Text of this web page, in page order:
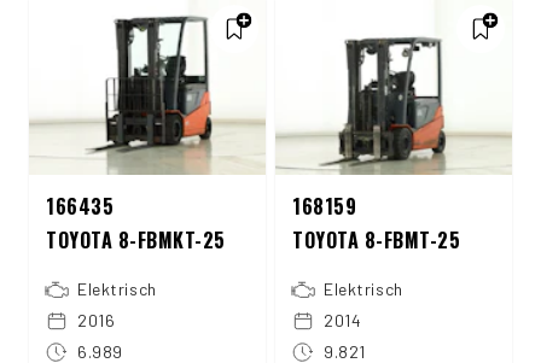
166435
TOYOTA 8-FBMKT-25
Elektrisch
2016
6.989
168159
TOYOTA 8-FBMT-25
Elektrisch
2014
9.821